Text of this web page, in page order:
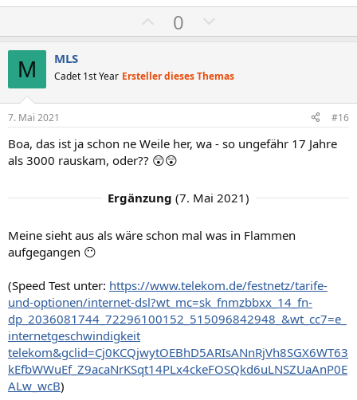
m
e
m
e
o
i
t
v
e
S
t
m
0
e
a
t
v
e
t
m
M MLS
Cadet 1st Year Ersteller dieses Themas
7. Mai 2021 #16
Boa, das ist ja schon ne Weile her, wa - so ungefähr 17 Jahre
als 3000 rauskam, oder?? 😲😲
Ergänzung (7. Mai 2021)
Meine sieht aus als wäre schon mal was in Flammen
aufgegangen 😶
(Speed Test unter: https://www.telekom.de/festnetz/tarife-
und-optionen/internet-dsl?wt_mc=sk_fnmzbbxx_14_fn-
dp_2036081744_72296100152_515096842948_&wt_cc7=e_
internetgeschwindigkeit
telekom&gclid=Cj0KCQjwytOEBhD5ARIsANnRjVh8SGX6WT63
kEfbWWuEf_Z9acaNrKSqt14PLx4ckeFOSQkd6uLNSZUaAnP0E
ALw_wcB)